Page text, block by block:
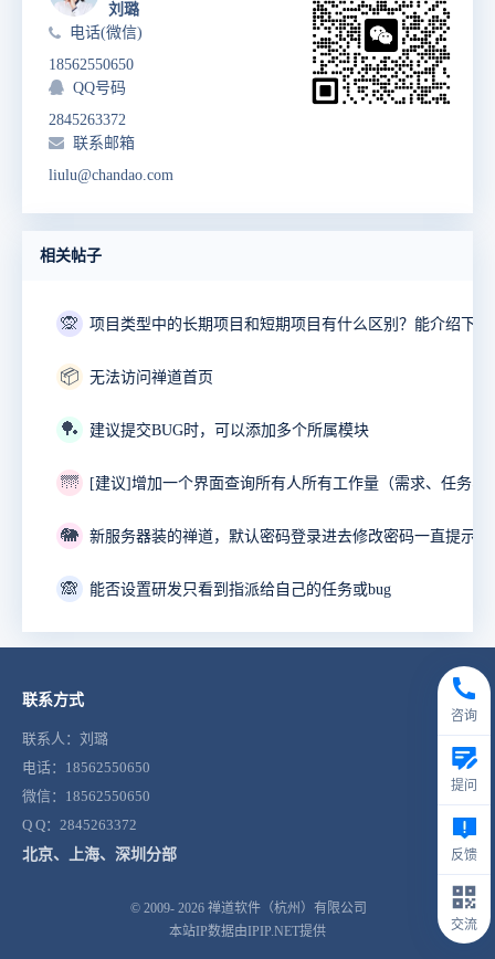
刘璐
电话(微信)
18562550650
QQ号码
2845263372
联系邮箱
liulu@chandao.com
相关帖子
🙊
📦 无法访问禅道首页
🏓 建议提交BUG时，可以添加多个所属模块
🌁
🐘
🙈 能否设置研发只看到指派给自己的任务或bug
联系方式
联系人：刘璐
电话：18562550650
微信：18562550650
Q Q：2845263372
北京、上海、深圳分部
© 2009- 2026 禅道软件（杭州）有限公司
本站IP数据由IPIP.NET提供
咨询
提问
反馈
交流